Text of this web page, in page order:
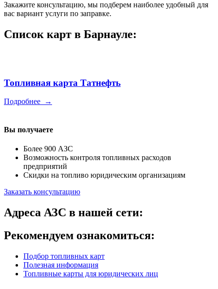
Закажите консультацию, мы подберем наиболее удобный для
вас вариант услуги по заправке.
Список карт в Барнауле:
Топливная карта Татнефть
Подробнее →
Вы получаете
Более 900 АЗС
Возможность контроля топливных расходов
предприятий
Скидки на топливо юридическим организациям
Заказать консультацию
Адреса АЗС в нашей сети:
Рекомендуем ознакомиться:
Подбор топливных карт
Полезная информация
Топливные карты для юридических лиц